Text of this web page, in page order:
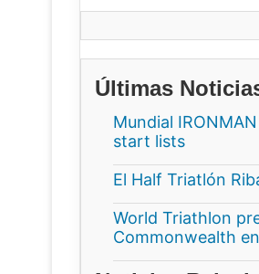
Últimas
Mundial
start lists
El Half Triatlón
World Triathlon
Commonwealth